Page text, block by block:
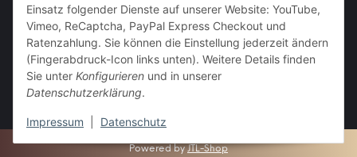
Vertrag widerrufen
Powered byJTL-Shop
Einsatz folgender Dienste auf unserer Website: YouTube,
Vimeo, ReCaptcha, PayPal Express Checkout und
Ratenzahlung. Sie können die Einstellung jederzeit ändern
(Fingerabdruck-Icon links unten). Weitere Details finden
Sie unter Konfigurieren und in unserer
Datenschutzerklärung.
Impressum Datenschutz